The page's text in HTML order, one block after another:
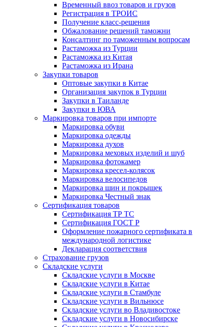
Временный ввоз товаров и грузов
Регистрация в ТРОИС
Получение класс-решения
Обжалование решений таможни
Консалтинг по таможенным вопросам
Растаможка из Турции
Растаможка из Китая
Растаможка из Ирана
Закупки товаров
Оптовые закупки в Китае
Организация закупок в Турции
Закупки в Таиланде
Закупки в ЮВА
Маркировка товаров при импорте
Маркировка обуви
Маркировка одежды
Маркировка духов
Маркировка меховых изделий и шуб
Маркировка фотокамер
Маркировка кресел-колясок
Маркировка велосипедов
Маркировка шин и покрышек
Маркировка Честный знак
Сертификация товаров
Сертификация ТР ТС
Сертификация ГОСТ Р
Оформление пожарного сертификата в
международной логистике
Декларация соответствия
Страхование грузов
Складские услуги
Складские услуги в Москве
Складские услуги в Китае
Складские услуги в Стамбуле
Складские услуги в Вильнюсе
Складские услуги во Владивостоке
Складские услуги в Новосибирске